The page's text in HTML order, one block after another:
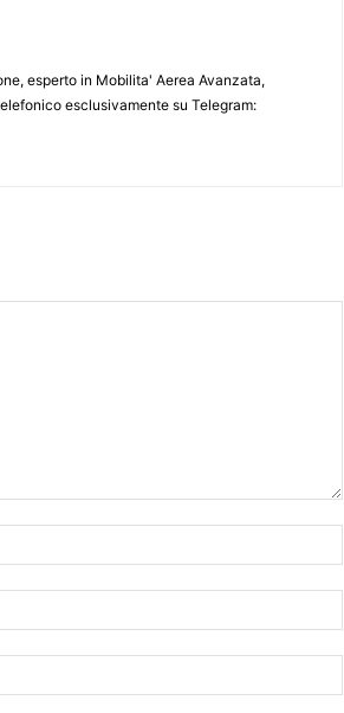
esperto in Mobilita' Aerea Avanzata,
esclusivamente su Telegram: